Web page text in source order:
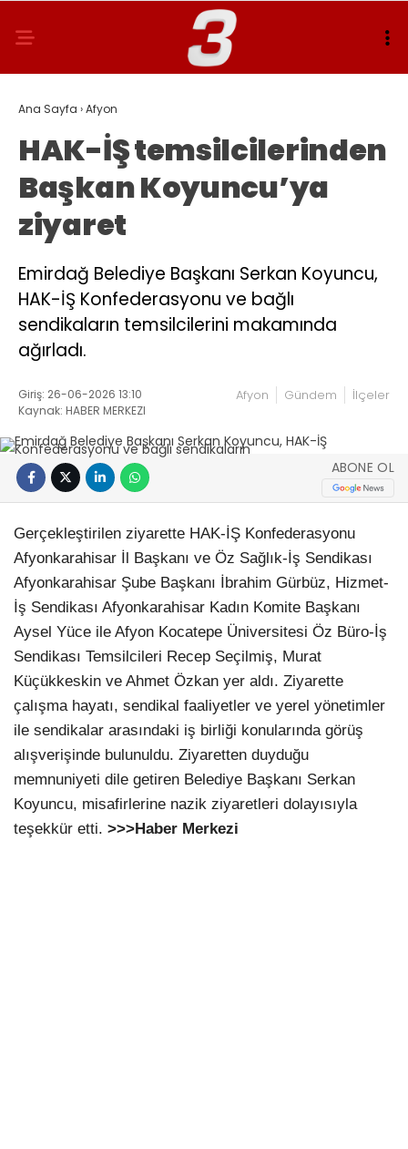
Ana Sayfa ›Afyon
HAK-İŞ temsilcilerinden
Başkan Koyuncu’ya
ziyaret
Emirdağ Belediye Başkanı Serkan Koyuncu,
HAK-İŞ Konfederasyonu ve bağlı
sendikaların temsilcilerini makamında
ağırladı.
Giriş: 26-06-2026 13:10
Kaynak: HABER MERKEZI
Afyon Gündem İlçeler
ABONE OL
Gerçekleştirilen ziyarette HAK-İŞ Konfederasyonu
Afyonkarahisar İl Başkanı ve Öz Sağlık-İş Sendikası
Afyonkarahisar Şube Başkanı İbrahim Gürbüz, Hizmet-
İş Sendikası Afyonkarahisar Kadın Komite Başkanı
Aysel Yüce ile Afyon Kocatepe Üniversitesi Öz Büro-İş
Sendikası Temsilcileri Recep Seçilmiş, Murat
Küçükkeskin ve Ahmet Özkan yer aldı. Ziyarette
çalışma hayatı, sendikal faaliyetler ve yerel yönetimler
ile sendikalar arasındaki iş birliği konularında görüş
alışverişinde bulunuldu. Ziyaretten duyduğu
memnuniyeti dile getiren Belediye Başkanı Serkan
Koyuncu, misafirlerine nazik ziyaretleri dolayısıyla
teşekkür etti. >>>Haber Merkezi